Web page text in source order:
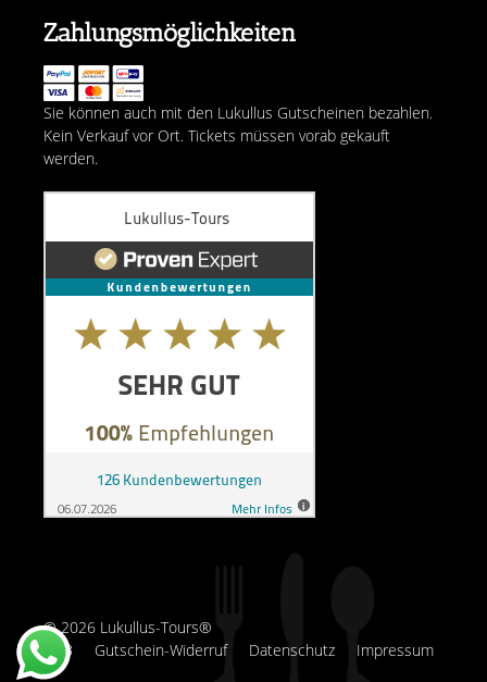
Zahlungsmöglichkeiten
Sie können auch mit den Lukullus Gutscheinen bezahlen.
Kein Verkauf vor Ort. Tickets müssen vorab gekauft
werden.
AGB Gutschein-Widerruf Datenschutz Impressum
© 2026 Lukullus-Tours®